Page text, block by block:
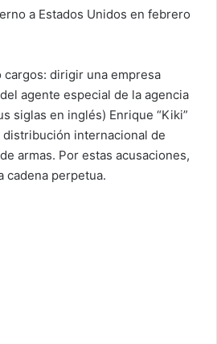
a Estados Unidos en febrero
cargos: dirigir una empresa
agente especial de la agencia
siglas en inglés) Enrique “Kiki”
distribución internacional de
armas. Por estas acusaciones,
cadena perpetua.